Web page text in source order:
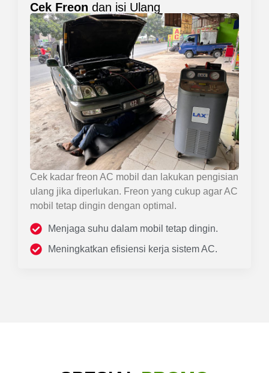
Cek Freon dan isi Ulang
Cek kadar freon AC mobil dan lakukan pengisian
ulang jika diperlukan. Freon yang cukup agar AC
mobil tetap dingin dengan optimal.
Menjaga suhu dalam mobil tetap dingin.
Meningkatkan efisiensi kerja sistem AC.